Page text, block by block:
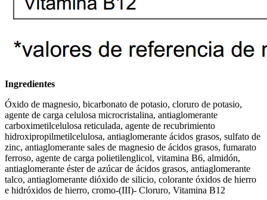
Ingredientes
Óxido de magnesio, bicarbonato de potasio, cloruro de potasio,
agente de carga celulosa microcristalina, antiaglomerante
carboximetilcelulosa reticulada, agente de recubrimiento
hidroxipropilmetilcelulosa, antiaglomerante ácidos grasos, sulfato de
zinc, antiaglomerante sales de magnesio de ácidos grasos, fumarato
ferroso, agente de carga polietilenglicol, vitamina B6, almidón,
antiaglomerante éster de azúcar de ácidos grasos, antiaglomerante
talco, antiaglomerante dióxido de silicio, colorante óxidos de hierro
e hidróxidos de hierro, cromo-(III)- Cloruro, Vitamina B12